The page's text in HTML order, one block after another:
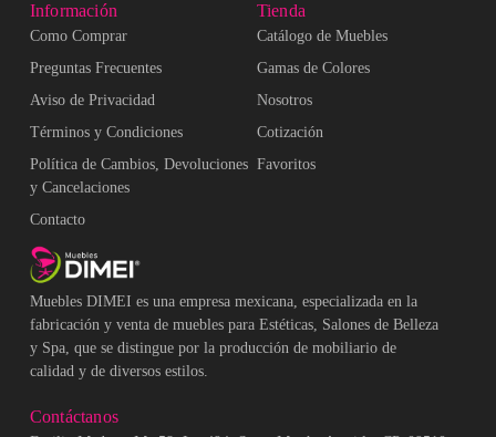
Muebles DIMEI es una empresa mexicana, especializada en la
fabricación y venta de muebles para Estéticas, Salones de Belleza
y Spa, que se distingue por la producción de mobiliario de
calidad y de diversos estilos.
Información
Como Comprar
Preguntas Frecuentes
Aviso de Privacidad
Términos y Condiciones
Política de Cambios, Devoluciones
y Cancelaciones
Contacto
Tienda
Catálogo de Muebles
Gamas de Colores
Nosotros
Cotización
Favoritos
Contáctanos